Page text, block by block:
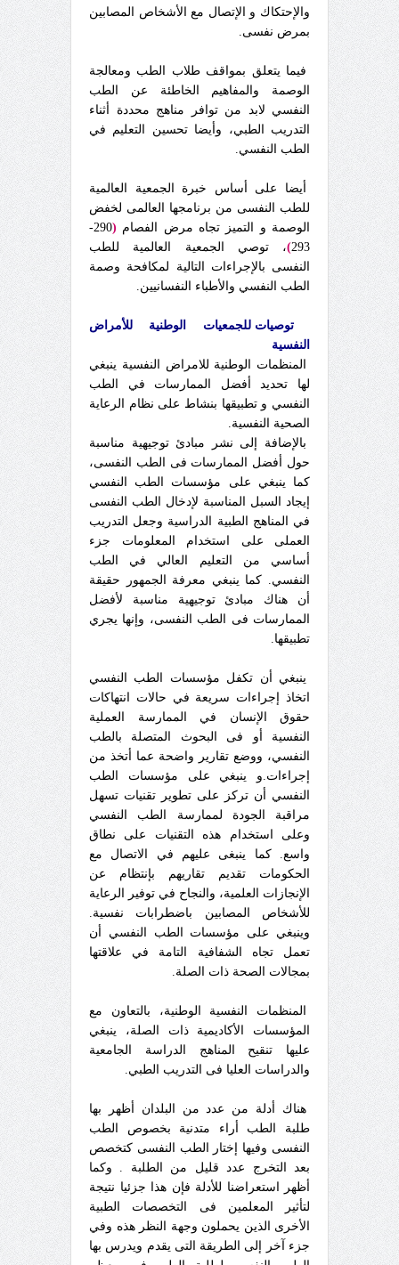
والإحتكاك و الإتصال مع الأشخاص المصابين
بمرض نفسى.
فيما يتعلق بمواقف طلاب الطب ومعالجة
الوصمة والمفاهيم الخاطئة عن الطب
النفسي لابد من توافر مناهج محددة أثناء
التدريب الطبي، وأيضا تحسين التعليم في
الطب النفسي.
أيضا على أساس خبرة الجمعية العالمية
للطب النفسى من برنامجها العالمى لخفض
الوصمة و التميز تجاه مرض الفصام (
290-
293
)، توصي الجمعية العالمية للطب
النفسى بالإجراءات التالية لمكافحة وصمة
الطب النفسي والأطباء النفسانيين.
توصيات للجمعيات الوطنية للأمراض
النفسية
المنظمات الوطنية للامراض النفسية ينبغي
لها تحديد أفضل الممارسات في الطب
النفسي و تطبيقها بنشاط على نظام الرعاية
الصحية النفسية.
بالإضافة إلى نشر مبادئ توجيهية مناسبة
حول أفضل الممارسات فى الطب النفسى،
كما ينبغي على مؤسسات الطب النفسي
إيجاد السبل المناسبة لإدخال الطب النفسى
في المناهج الطبية الدراسية وجعل التدريب
العملى على استخدام المعلومات جزء
أساسي من التعليم العالي في الطب
النفسي. كما ينبغي معرفة الجمهور حقيقة
أن هناك مبادئ توجيهية مناسبة لأفضل
الممارسات فى الطب النفسى، وإنها يجري
تطبيقها.
ينبغي أن تكفل مؤسسات الطب النفسي
اتخاذ إجراءات سريعة في حالات انتهاكات
حقوق الإنسان في الممارسة العملية
النفسية أو فى البحوث المتصلة بالطب
النفسي، ووضع تقارير واضحة عما أتخذ من
إجراءات.و ينبغي على مؤسسات الطب
النفسي أن تركز على تطوير تقنيات تسهل
مراقبة الجودة لممارسة الطب النفسي
وعلى استخدام هذه التقنيات على نطاق
واسع. كما ينبغى عليهم في الاتصال مع
الحكومات تقديم تقاريهم بإنتظام عن
الإنجازات العلمية، والنجاح في توفير الرعاية
للأشخاص المصابين باضطرابات نفسية.
وينبغي على مؤسسات الطب النفسي أن
تعمل تجاه الشفافية التامة في علاقتها
بمجالات الصحة ذات الصلة.
المنظمات النفسية الوطنية، بالتعاون مع
المؤسسات الأكاديمية ذات الصلة، ينبغي
عليها تنقيح المناهج الدراسة الجامعية
والدراسات العليا فى التدريب الطبي.
هناك أدلة من عدد من البلدان أظهر بها
طلبة الطب أراء متدنية بخصوص الطب
النفسى وفيها إختار الطب النفسى كتخصص
بعد التخرج عدد قليل من الطلبة . وكما
أظهر استعراضنا للأدلة فإن هذا جزئيا نتيجة
لتأثير المعلمين فى التخصصات الطبية
الأخرى الذين يحملون وجهة النظر هذه وفي
جزء آخر إلى الطريقة التى يقدم ويدرس بها